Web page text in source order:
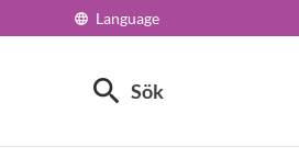
language Language
search Sök